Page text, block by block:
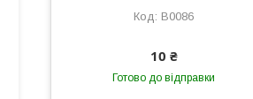
B0086
10 ₴
Готово до відправки